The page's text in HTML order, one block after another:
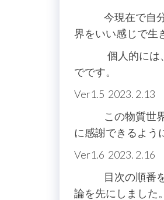
今現在で自分の
界をいい感じで生
個人的には、ス
でです。
Ver1.5 2023. 2.13
この物質世界を
に感謝できるよう
Ver1.6 2023. 2.16
目次の順番を変
論を先にしました。